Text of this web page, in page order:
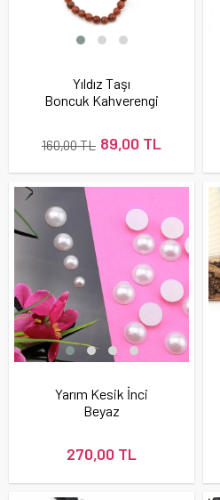
Yıldız Taşı
Boncuk Kahverengi
89,00 TL
160,00 TL
Yarım Kesik İnci
Beyaz
270,00 TL